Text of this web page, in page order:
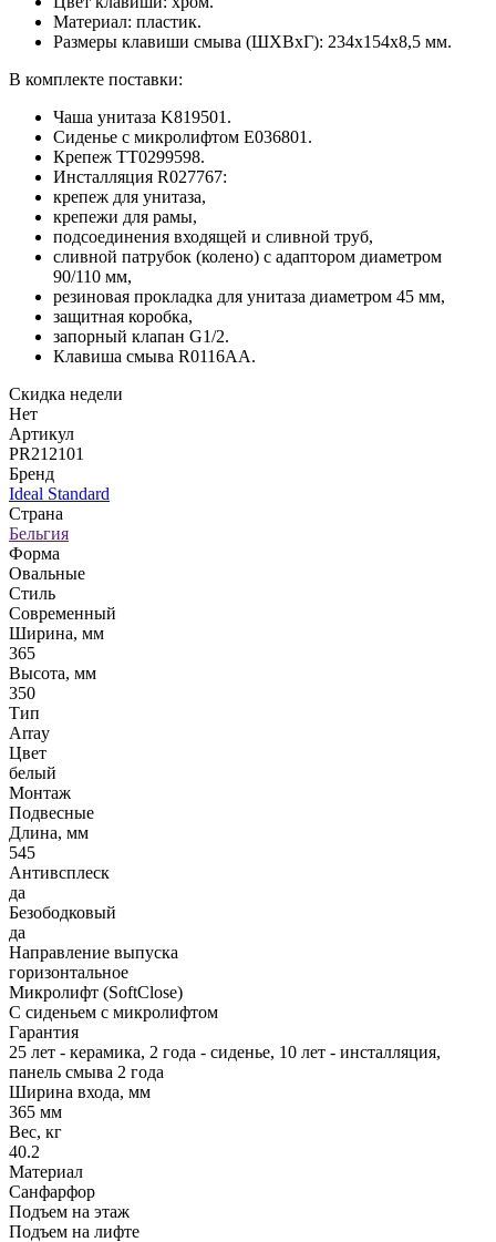
Материал: пластик.
Размеры клавиши смыва (ШХВхГ): 234х154х8,5 мм.
В комплекте поставки:
Чаша унитаза K819501.
Сиденье с микролифтом E036801.
Крепеж TT0299598.
Инсталляция R027767:
крепеж для унитаза,
крепежи для рамы,
подсоединения входящей и сливной труб,
сливной патрубок (колено) с адаптором диаметром
90/110 мм,
резиновая прокладка для унитаза диаметром 45 мм,
защитная коробка,
запорный клапан G1/2.
Клавиша смыва R0116AA.
Скидка недели
Нет
Артикул
PR212101
Бренд
Ideal Standard
Страна
Бельгия
Форма
Овальные
Стиль
Современный
Ширина, мм
365
Высота, мм
350
Тип
Array
Цвет
белый
Монтаж
Подвесные
Длина, мм
545
Антивсплеск
да
Безободковый
да
Направление выпуска
горизонтальное
Микролифт (SoftClose)
С сиденьем с микролифтом
Гарантия
25 лет - керамика, 2 года - сиденье, 10 лет - инсталляция,
панель смыва 2 года
Ширина входа, мм
365 мм
Вес, кг
40.2
Материал
Санфарфор
Подъем на этаж
Подъем на лифте